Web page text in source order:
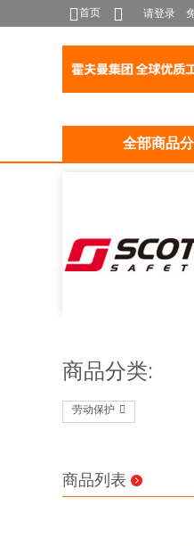
首页 请登录
全部商品
商品分类:
劳动保护
商品列表